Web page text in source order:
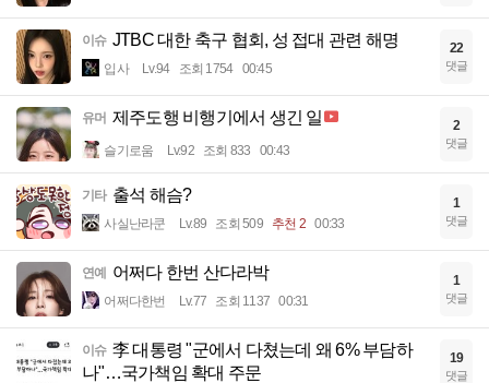
이슈 JTBC 대한 축구 협회, 성 접대 관련 해명
입사 Lv.94 조회 1754 00:45
22
댓글
유머 제주도행 비행기에서 생긴 일
슬기로움 Lv.92 조회 833 00:43
2
댓글
기타 출석 해슴?
사실난라쿤 Lv.89 조회 509 추천 2 00:33
1
댓글
연예 어쩌다 한번 산다라박
어쩌다한번 Lv.77 조회 1137 00:31
1
댓글
이슈 李 대통령 "군에서 다쳤는데 왜 6% 부담하
나"…국가책임 확대 주문
19
댓글